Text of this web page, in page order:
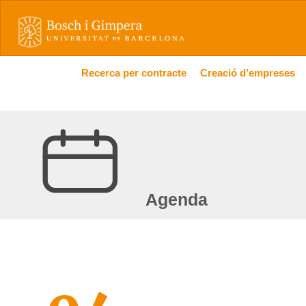
Recerca per contracte Creació d’empreses
Agenda